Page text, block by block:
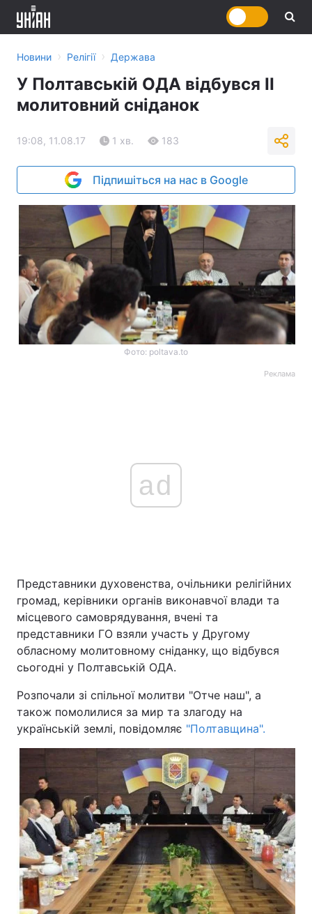
Україна Політика
Економіка Світ
Спорт Наука
Техно і зв'язок Лайт
Зброя
Здоров'я Туризм
Цікавинки Погода
Новини › Релігії › Держава
У Полтавській ОДА відбувся ІІ
молитовний сніданок
19:08, 11.08.17 1 хв. 183
Підпишіться на нас в Google
Фото: poltava.to
Реклама
ad
Представники духовенства, очільники релігійних
громад, керівники органів виконавчої влади та
місцевого самоврядування, вчені та
представники ГО взяли участь у Другому
обласному молитовному сніданку, що відбувся
сьогодні у Полтавській ОДА.
Розпочали зі спільної молитви "Отче наш", а
також помолилися за мир та злагоду на
українській землі, повідомляє "Полтавщина".